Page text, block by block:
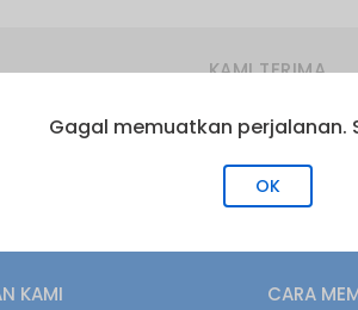
KAMI TERIMA
KAMI CARA
Gagal memuatkan perjalanan.
OK